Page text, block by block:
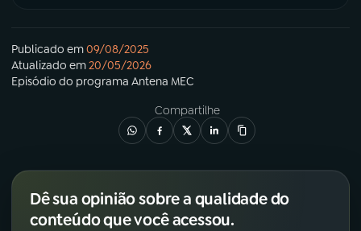
Publicado em09/08/2025
Atualizado em20/05/2026
Episódio do programa Antena MEC
Compartilhe
Dê sua opinião sobre a qualidade do
conteúdo que você acessou.